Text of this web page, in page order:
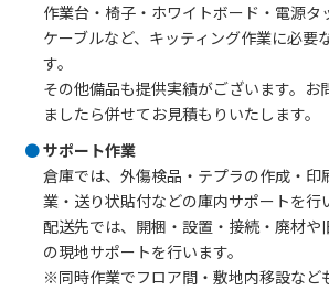
作業台・椅子・ホワイトボード・電源タ
ケーブルなど、キッティング作業に必要
す。
その他備品も提供実績がございます。お
ましたら併せてお見積もりいたします。
サポート作業
倉庫では、外傷検品・テプラの作成・印
業・送り状貼付などの庫内サポートを行
配送先では、開梱・設置・接続・廃材や
の現地サポートを行います。
※同時作業でフロア間・敷地内移設など